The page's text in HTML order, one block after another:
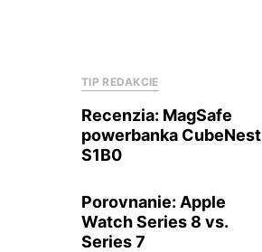
TIP REDAKCIE
Recenzia: MagSafe
powerbanka CubeNest
S1B0
Porovnanie: Apple
Watch Series 8 vs.
Series 7